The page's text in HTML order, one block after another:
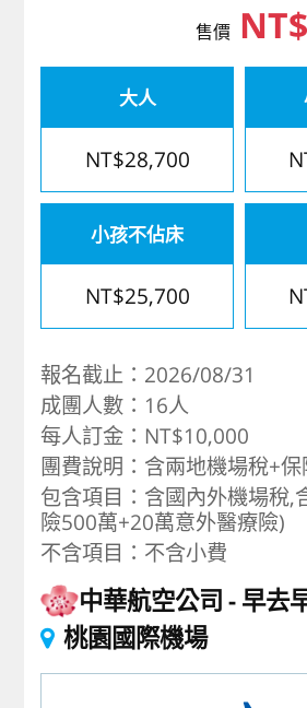
售價
大人
NT$28,700
小孩不佔床
NT$25,700
報名截止：2026/08/31
成團人數：16人
每人訂金：NT$10,000
團費說明：含兩地機場稅+保
包含項目：含國內外機場稅,
險500萬+20萬意外醫療險)
不含項目：不含小費
中華航空公司
早去
桃園國際機場